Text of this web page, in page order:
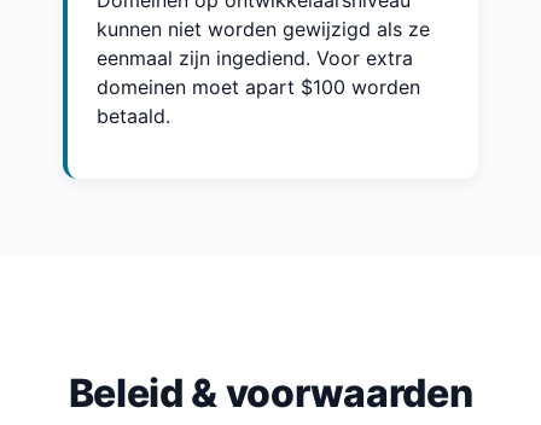
kunnen niet worden gewijzigd als ze
eenmaal zijn ingediend. Voor extra
domeinen moet apart $100 worden
betaald.
Beleid & voorwaarden